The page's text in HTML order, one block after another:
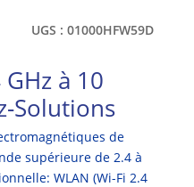
UGS :01000HFW59D
à 10
Solutions
de
supérieure de 2.4 à
WLAN (Wi-Fi 2.4